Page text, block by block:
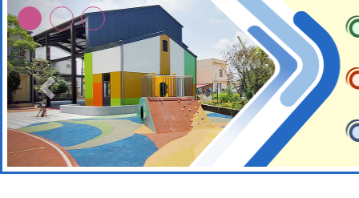
本校115學年度第2次
招甄選結果公告(無人
適應運動共學行動站研